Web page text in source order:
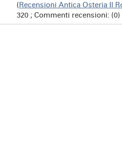
(Recensioni Antica Osteria Il
320 ; Commenti recensioni: (0)